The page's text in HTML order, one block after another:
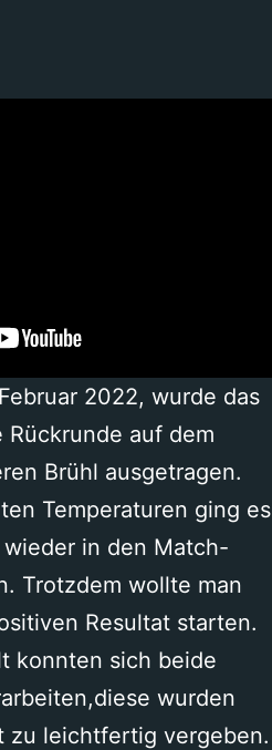
2022, wurde das
auf dem
Brühl ausgetragen.
Temperaturen ging es
in den Match-
Trotzdem wollte man
Resultat starten.
konnten sich beide
wurden
zu leichtfertig vergeben.